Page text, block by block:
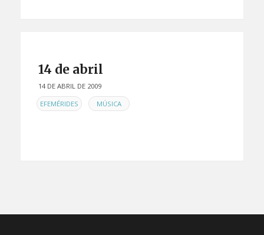
14 de abril
14 DE ABRIL DE 2009
ENEFEMÉRIDES , MÚSICA